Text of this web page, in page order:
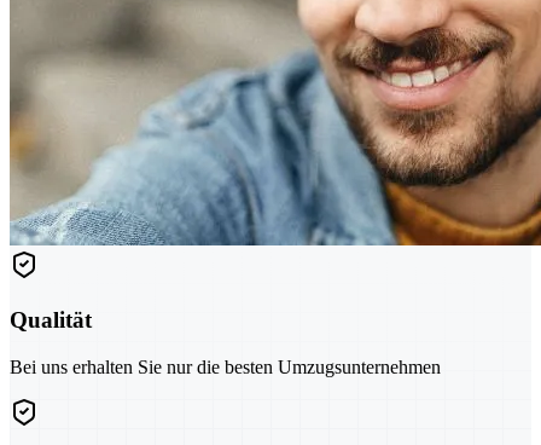
Qualität
Bei uns erhalten Sie nur die besten Umzugsunternehmen